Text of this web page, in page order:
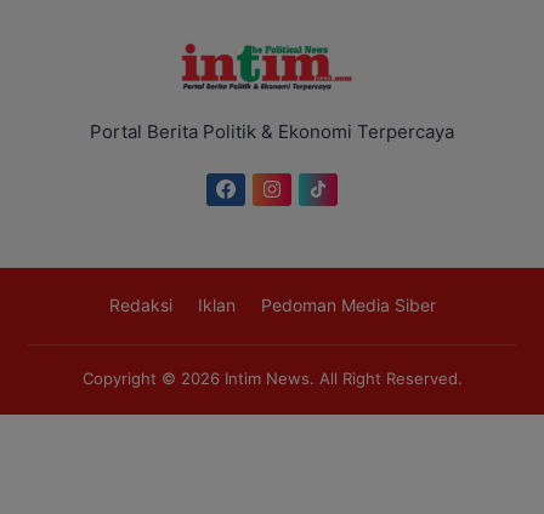
Portal Berita Politik & Ekonomi Terpercaya
Redaksi Iklan Pedoman Media Siber
Copyright © 2026 Intim News. All Right Reserved.